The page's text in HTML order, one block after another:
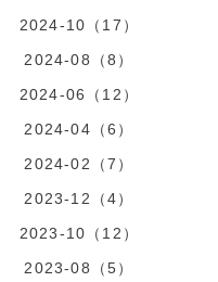
2024-10（17）
2024-08（8）
2024-06（12）
2024-04（6）
2024-02（7）
2023-12（4）
2023-10（12）
2023-08（5）